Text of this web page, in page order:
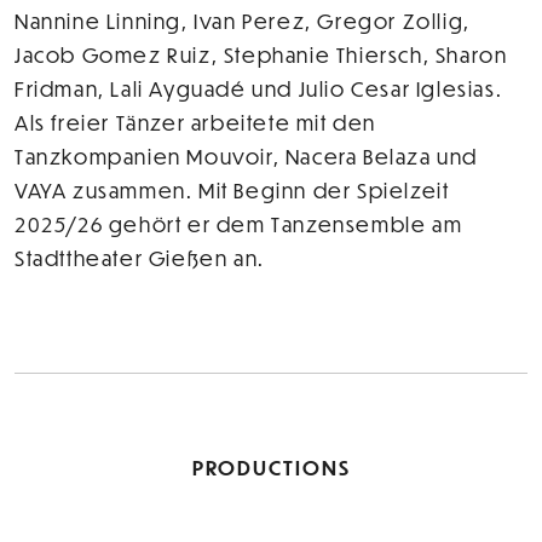
Nannine Linning, Ivan Perez, Gregor Zollig,
Jacob Gomez Ruiz, Stephanie Thiersch, Sharon
Fridman, Lali Ayguadé und Julio Cesar Iglesias.
Als freier Tänzer arbeitete mit den
Tanzkompanien Mouvoir, Nacera Belaza und
VAYA zusammen. Mit Beginn der Spielzeit
2025/26 gehört er dem Tanzensemble am
Stadttheater Gießen an.
PRODUCTIONS